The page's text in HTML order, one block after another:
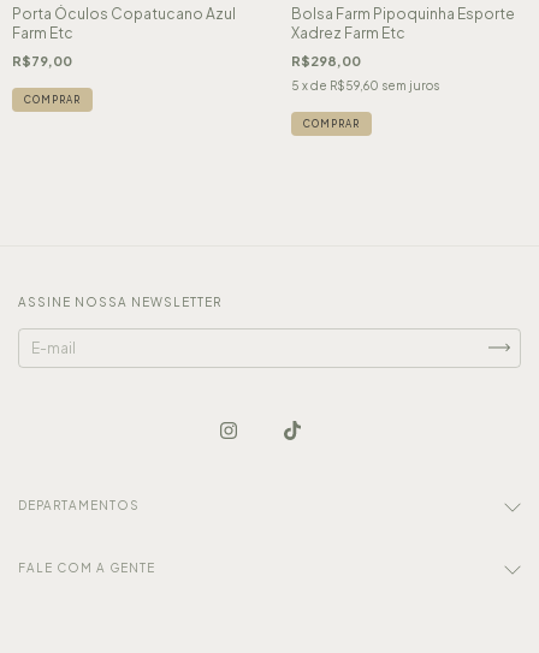
Porta Óculos Copatucano Azul
Farm Etc
R$79,00
Bolsa Farm Pipoquinha Esporte
Xadrez Farm Etc
R$298,00
5 x de R$59,60 sem juros
ASSINE NOSSA NEWSLETTER
DEPARTAMENTOS
FALE COM A GENTE